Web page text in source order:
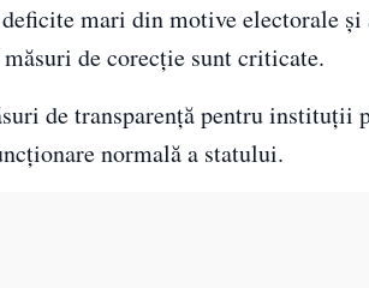
mari din motive electorale și
de corecție sunt criticate.
de transparență pentru instituții
normală a statului.